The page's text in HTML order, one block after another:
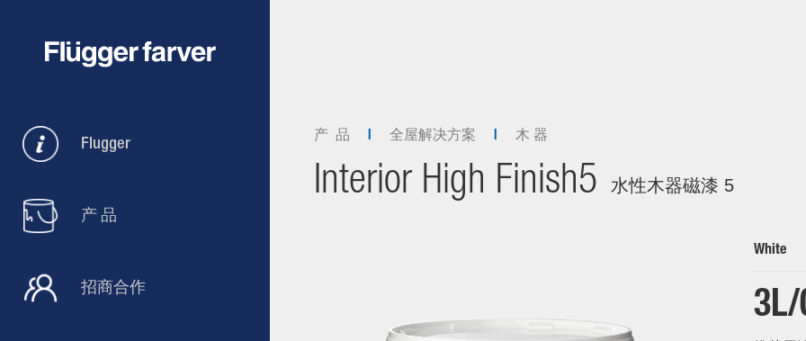
Flugger
产 品
招商合作
产 品 全屋解决方案 木 器
Interior High Finish5 水性木器磁漆 5
White
3L/